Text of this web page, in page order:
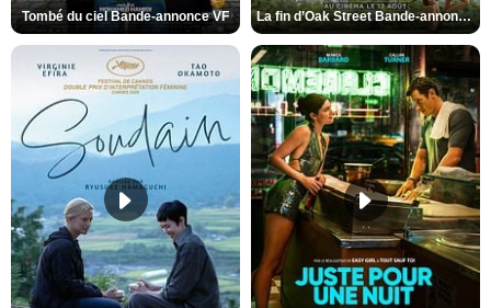
Tombé du ciel Bande-annonce VF La fin d’Oak Street Bande-annonce VO STFR